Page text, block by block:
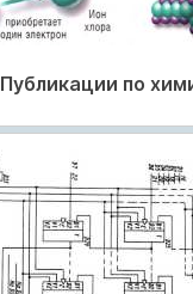
Публикации по